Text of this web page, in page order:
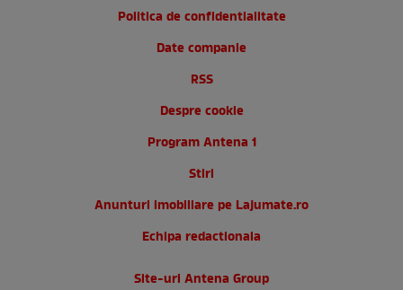
Politica de confidentialitate
Date companie
RSS
Despre cookie
Program Antena 1
Stiri
Anunturi imobiliare pe Lajumate.ro
Echipa redactionala
Site-uri Antena Group